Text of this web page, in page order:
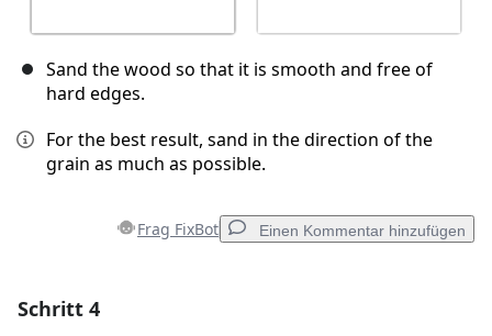
Sand the wood so that it is smooth and free of
hard edges.
For the best result, sand in the direction of the
grain as much as possible.
Frag FixBot Einen Kommentar hinzufügen
Schritt 4